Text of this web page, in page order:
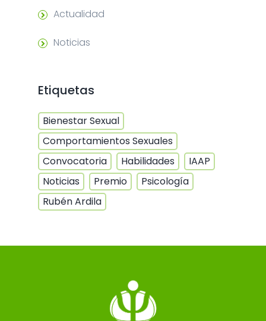
Actualidad
Noticias
Etiquetas
Bienestar Sexual
Comportamientos Sexuales
Convocatoria
Habilidades
IAAP
Noticias
Premio
Psicología
Rubén Ardila